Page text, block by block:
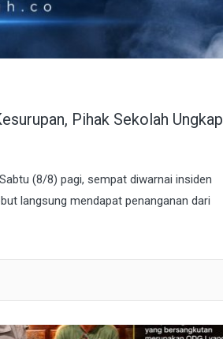
Pihak Sekolah Ungkap
(8/8) pagi, sempat diwarnai insiden
langsung mendapat penanganan dari